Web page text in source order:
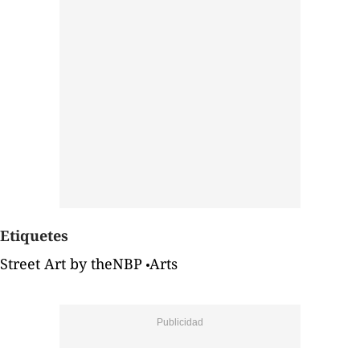
Etiquetes
Street Art by theNBP Arts